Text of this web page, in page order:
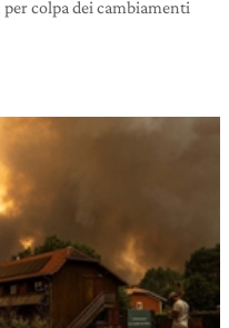
colpa dei cambiamenti